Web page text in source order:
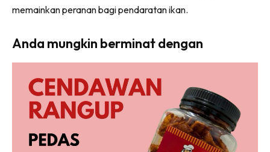
memainkan peranan bagi pendaratan ikan.
Anda mungkin berminat dengan